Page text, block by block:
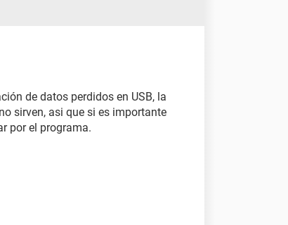
de datos perdidos en USB, la
sirven, asi que si es importante
por el programa.